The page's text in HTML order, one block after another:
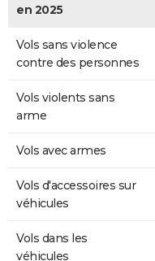
en 2025
Vols sans violence
contre des personnes
Vols violents sans
arme
Vols avec armes
Vols d'accessoires sur
véhicules
Vols dans les
véhicules